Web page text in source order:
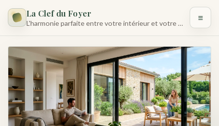
La Clef du Foyer
L'harmonie parfaite entre votre intérieur et votre jardin ≡
Accueil
Notre Expertise
Réalisations